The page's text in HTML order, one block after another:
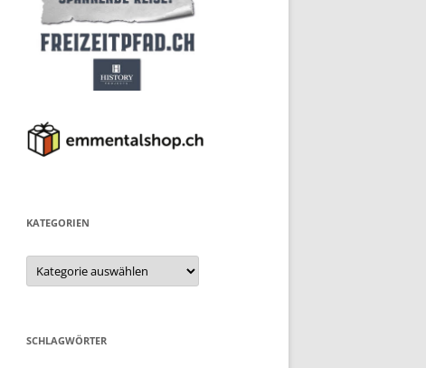
KATEGORIEN
Kategorien
SCHLAGWÖRTER